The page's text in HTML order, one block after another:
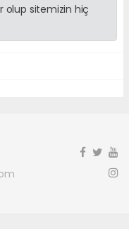
olup sitemizin hiç